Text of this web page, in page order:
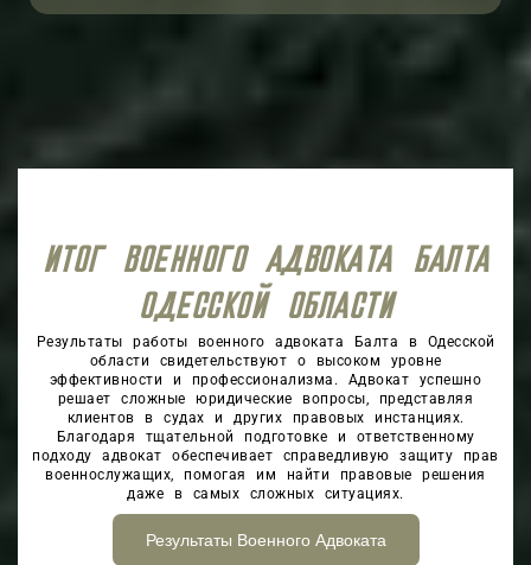
ИТОГ ВОЕННОГО АДВОКАТА БАЛТА
ОДЕССКОЙ ОБЛАСТИ
Результаты работы военного адвоката Балта в Одесской
области свидетельствуют о высоком уровне
эффективности и профессионализма. Адвокат успешно
решает сложные юридические вопросы, представляя
клиентов в судах и других правовых инстанциях.
Благодаря тщательной подготовке и ответственному
подходу адвокат обеспечивает справедливую защиту прав
военнослужащих, помогая им найти правовые решения
даже в самых сложных ситуациях.
Результаты Военного Адвоката